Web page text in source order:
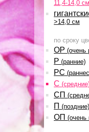
11,4-14,0 см
>14,0 см
по сроку
ОР (очень
Р (ранние)
РС
С
СП
П (поздние)
ОП (очень